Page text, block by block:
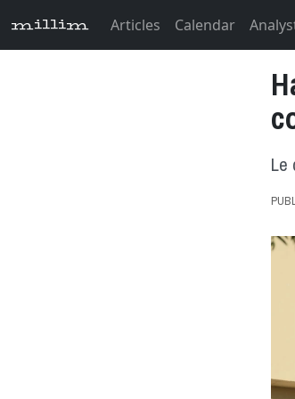
millim Articles Calendar
Le